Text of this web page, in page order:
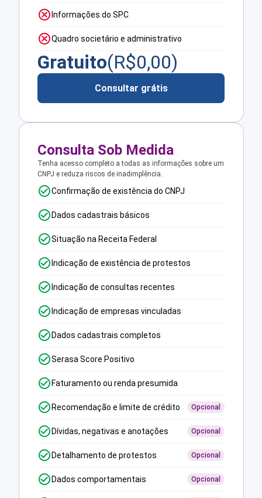
Informações do SPC
Quadro societário e administrativo
Gratuito(R$0,00)
Consultar grátis
Consulta Sob Medida
Tenha acesso completo a todas as informações sobre um
CNPJ e reduza riscos de inadimplência.
Confirmação de existência do CNPJ
Dados cadastrais básicos
Situação na Receita Federal
Indicação de existência de protestos
Indicação de consultas recentes
Indicação de empresas vinculadas
Dados cadastrais completos
Serasa Score Positivo
Faturamento ou renda presumida
Recomendação e limite de crédito Opcional
Dívidas, negativas e anotações Opcional
Detalhamento de protestos Opcional
Dados comportamentais Opcional